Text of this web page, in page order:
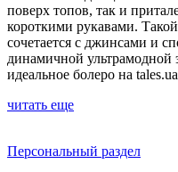
поверх топов, так и
короткими рукавами.
сочетается с джинсами и
динамичной ультрамодной
идеальное болеро на
читать еще
Персональный раздел